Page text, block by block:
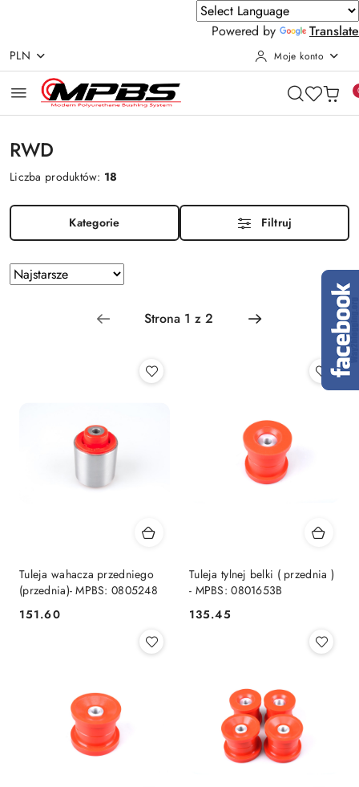
Powered by
Translate
Przejdź do treści głównej
Przejdź do wyszukiwarki
Przejdź do moje konto
Przejdź do menu głównego
Przejdź do stopki
PLN Moje konto
RWD
Liczba produktów: 18
Kategorie Filtruj
Zastosowano
sortowanie:
Sortuj
według
Tuleja wahacza przedniego
(przednia)- MPBS: 0805248
Cena:
151.60
Tuleja tylnej belki ( przednia )
- MPBS: 0801653B
Cena:
135.45